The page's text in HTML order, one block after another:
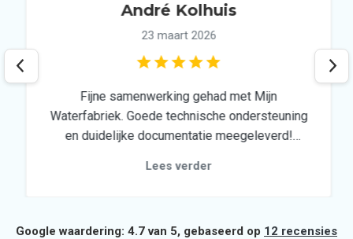
André Kolhuis
23 maart 2026
Fijne samenwerking gehad met Mijn
Waterfabriek. Goede technische ondersteuning
en duidelijke documentatie meegeleverd!
regenwatersysteem!
Lees verder
Google waardering: 4.7 van 5, gebaseerd op 12 recensies